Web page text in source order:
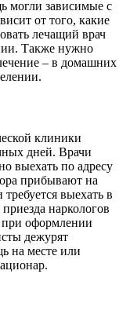
могли зависимые с
от того, какие
лечащий врач
Также нужно
– в домашних
клиники
дней. Врачи
выехать по адресу
прибывают на
выехать в
наркологов
при оформлении
дежурят
на месте или